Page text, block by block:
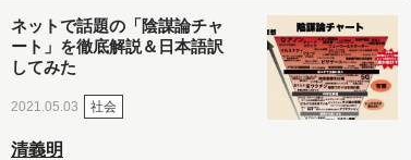
ネットで話題の「陰謀論チャ
ート」を徹底解説＆日本語訳
してみた
2021.05.03 社会
清義明